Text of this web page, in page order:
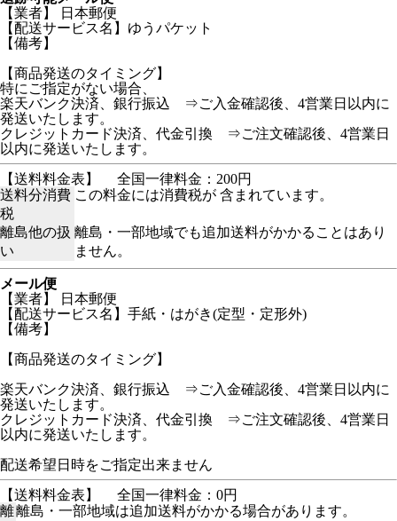
【業者】 日本郵便
【配送サービス名】ゆうパケット
【備考】
【商品発送のタイミング】
特にご指定がない場合、
楽天バンク決済、銀行振込 ⇒ご入金確認後、4営業日以内に
発送いたします。
クレジットカード決済、代金引換 ⇒ご注文確認後、4営業日
以内に発送いたします。
【送料料金表】
全国一律料金：200円
送料分消費
税
この料金には消費税が 含まれています。
離島他の扱
い
離島・一部地域でも追加送料がかかることはあり
ません。
メール便
【業者】 日本郵便
【配送サービス名】手紙・はがき(定型・定形外)
【備考】
【商品発送のタイミング】
楽天バンク決済、銀行振込 ⇒ご入金確認後、4営業日以内に
発送いたします。
クレジットカード決済、代金引換 ⇒ご注文確認後、4営業日
以内に発送いたします。
配送希望日時をご指定出来ません
【送料料金表】
全国一律料金：0円
離離島・一部地域は追加送料がかかる場合があります。